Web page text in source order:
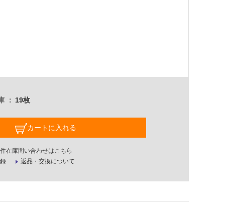
19枚
カートに入れる
在庫問い合わせはこちら
返品・交換について